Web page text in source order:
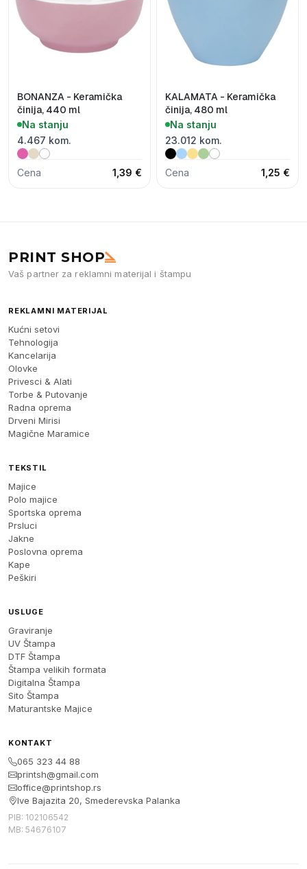
BONANZA - Keramička
činija, 440 ml
Na stanju
4.467 kom.
Cena 1,39 €
KALAMATA - Keramička
činija, 480 ml
Na stanju
23.012 kom.
Cena 1,25 €
PRINT SHOP
Vaš partner za reklamni materijal i štampu
REKLAMNI MATERIJAL
Kućni setovi
Tehnologija
Kancelarija
Olovke
Privesci & Alati
Torbe & Putovanje
Radna oprema
Drveni Mirisi
Magične Maramice
TEKSTIL
Majice
Polo majice
Sportska oprema
Prsluci
Jakne
Poslovna oprema
Kape
Peškiri
USLUGE
Graviranje
UV Štampa
DTF Štampa
Štampa velikih formata
Digitalna Štampa
Sito Štampa
Maturantske Majice
KONTAKT
065 323 44 88
printsh@gmail.com
office@printshop.rs
Ive Bajazita 20, Smederevska Palanka
PIB: 102106542
MB: 54676107